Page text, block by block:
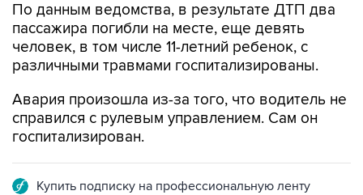
По данным ведомства, в результате ДТП два
пассажира погибли на месте, еще девять
человек, в том числе 11-летний ребенок, с
различными травмами госпитализированы.
Авария произошла из-за того, что водитель не
справился с рулевым управлением. Сам он
госпитализирован.
Купить подписку на профессиональную ленту